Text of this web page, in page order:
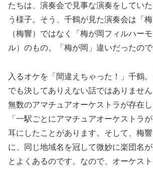
たちは、演奏会で見事な演奏をしてい
う様子。そう、千鶴が見た演奏会は「梅
（梅響）ではなく「梅が岡フィルハー
ル）のもの。「梅が岡」違いだったので
入るオケを「間違えちゃった！」千鶴
でも決してありえない話ではありません
無数のアマチュアオーケストラが存在
「一駅ごとにアマチュアオーケストラ
耳にしたことがあります。そして、梅
に、同じ地域名を冠して微妙に楽団名
とよくあるのです。なので、オーケス